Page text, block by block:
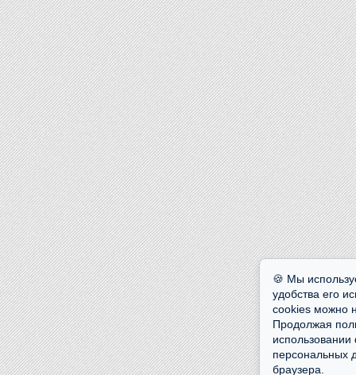
🍪 Мы
удобства его
cookies можно
Продолжая
персональных
браузера.